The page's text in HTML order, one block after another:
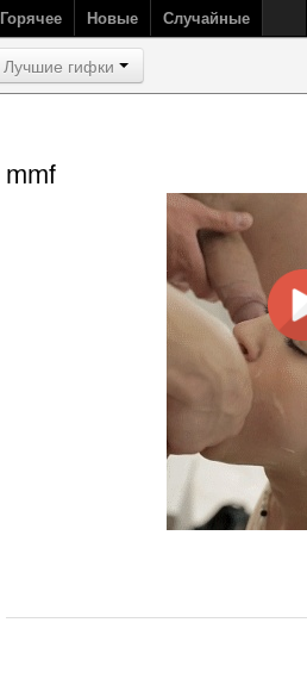
Горячее Новые Случайные
Лучшие гифки
mmf